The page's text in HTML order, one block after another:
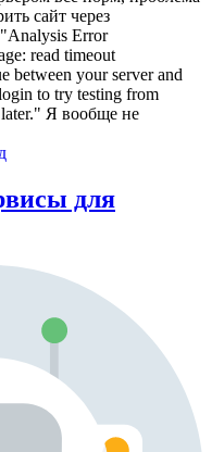
сайт через
Error
read timeout
between your server and
to try testing from
later." Я вообще не
для